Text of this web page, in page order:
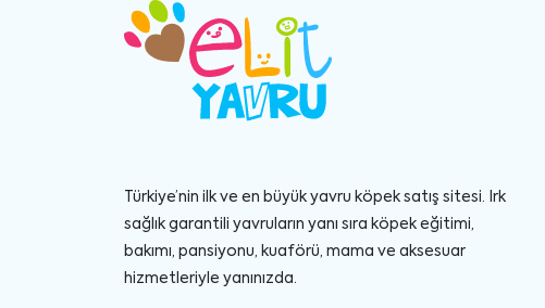
Türkiye’nin ilk ve en büyük yavru köpek satış sitesi. Irk
sağlık garantili yavruların yanı sıra köpek eğitimi,
bakımı, pansiyonu, kuaförü, mama ve aksesuar
hizmetleriyle yanınızda.